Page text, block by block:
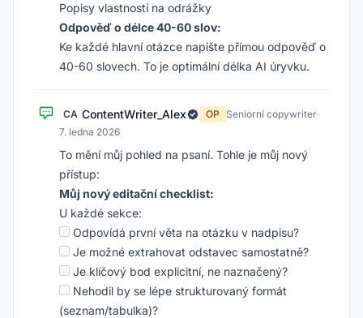
Popisy vlastností na odrážky
Odpověď o délce 40-60 slov:
Ke každé hlavní otázce napište přímou odpověď o
40-60 slovech. To je optimální délka AI úryvku.
CA ContentWriter_Alex OP Seniorní copywriter·
7. ledna 2026
To mění můj pohled na psaní. Tohle je můj nový
přístup:
Můj nový editační checklist:
U každé sekce:
Odpovídá první věta na otázku v nadpisu?
Je možné extrahovat odstavec samostatně?
Je klíčový bod explicitní, ne naznačený?
Nehodil by se lépe strukturovaný formát
(seznam/tabulka)?